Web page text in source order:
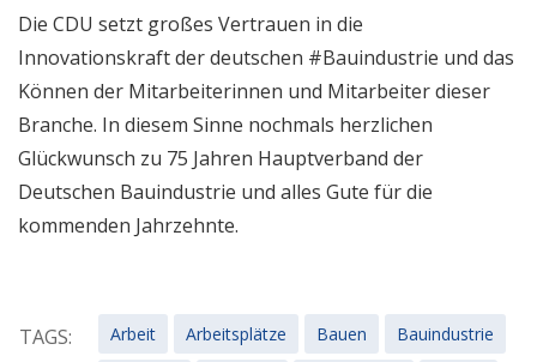
Die CDU setzt großes Vertrauen in die
Innovationskraft der deutschen #Bauindustrie und das
Können der Mitarbeiterinnen und Mitarbeiter dieser
Branche. In diesem Sinne nochmals herzlichen
Glückwunsch zu 75 Jahren Hauptverband der
Deutschen Bauindustrie und alles Gute für die
kommenden Jahrzehnte.
TAGS: Arbeit Arbeitsplätze Bauen
Bauindustrie